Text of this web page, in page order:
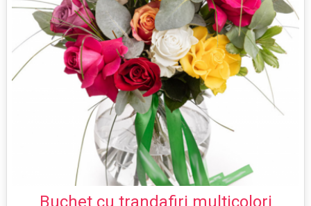
Buchet cu trandafiri multicolori